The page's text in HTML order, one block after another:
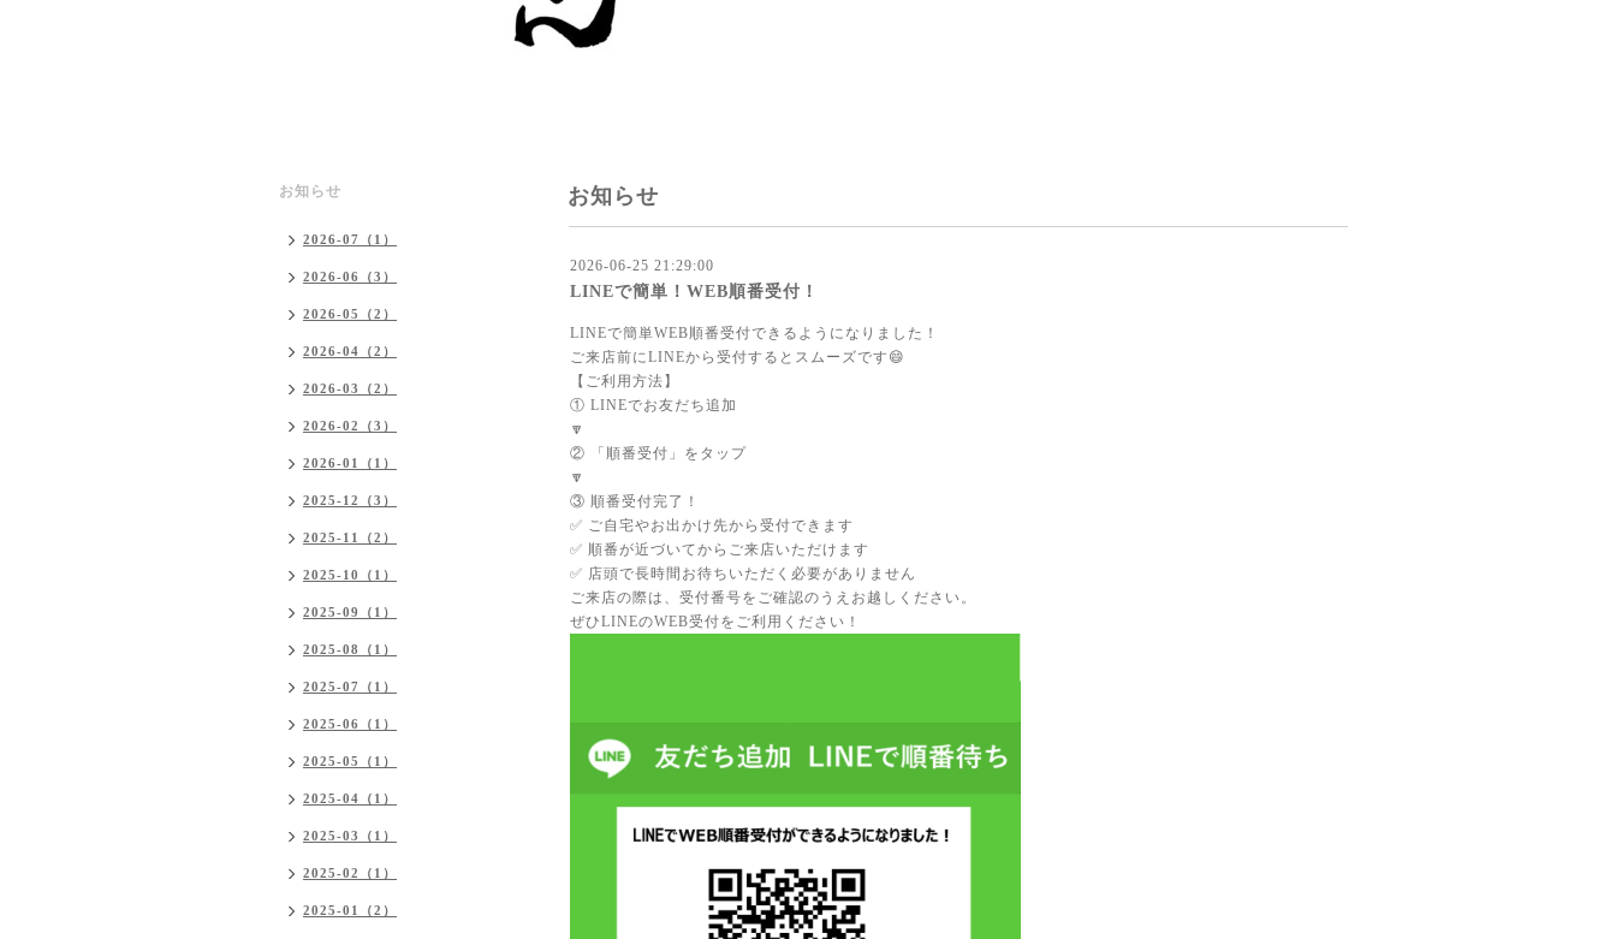
お知らせ
2026-06-25 21:29:00
LINEで簡単！WEB順番受付！
LINEで簡単WEB順番受付できるようになりました！
ご来店前にLINEから受付するとスムーズです😄
【ご利用方法】
① LINEでお友だち追加
🔽
② 「順番受付」をタップ
🔽
③ 順番受付完了！
✅ ご自宅やお出かけ先から受付できます
✅ 順番が近づいてからご来店いただけます
✅ 店頭で長時間お待ちいただく必要がありません
ご来店の際は、受付番号をご確認のうえお越しください。
ぜひLINEのWEB受付をご利用ください！
お知らせ
2026-07（1）
2026-06（3）
2026-05（2）
2026-04（2）
2026-03（2）
2026-02（3）
2026-01（1）
2025-12（3）
2025-11（2）
2025-10（1）
2025-09（1）
2025-08（1）
2025-07（1）
2025-06（1）
2025-05（1）
2025-04（1）
2025-03（1）
2025-02（1）
2025-01（2）